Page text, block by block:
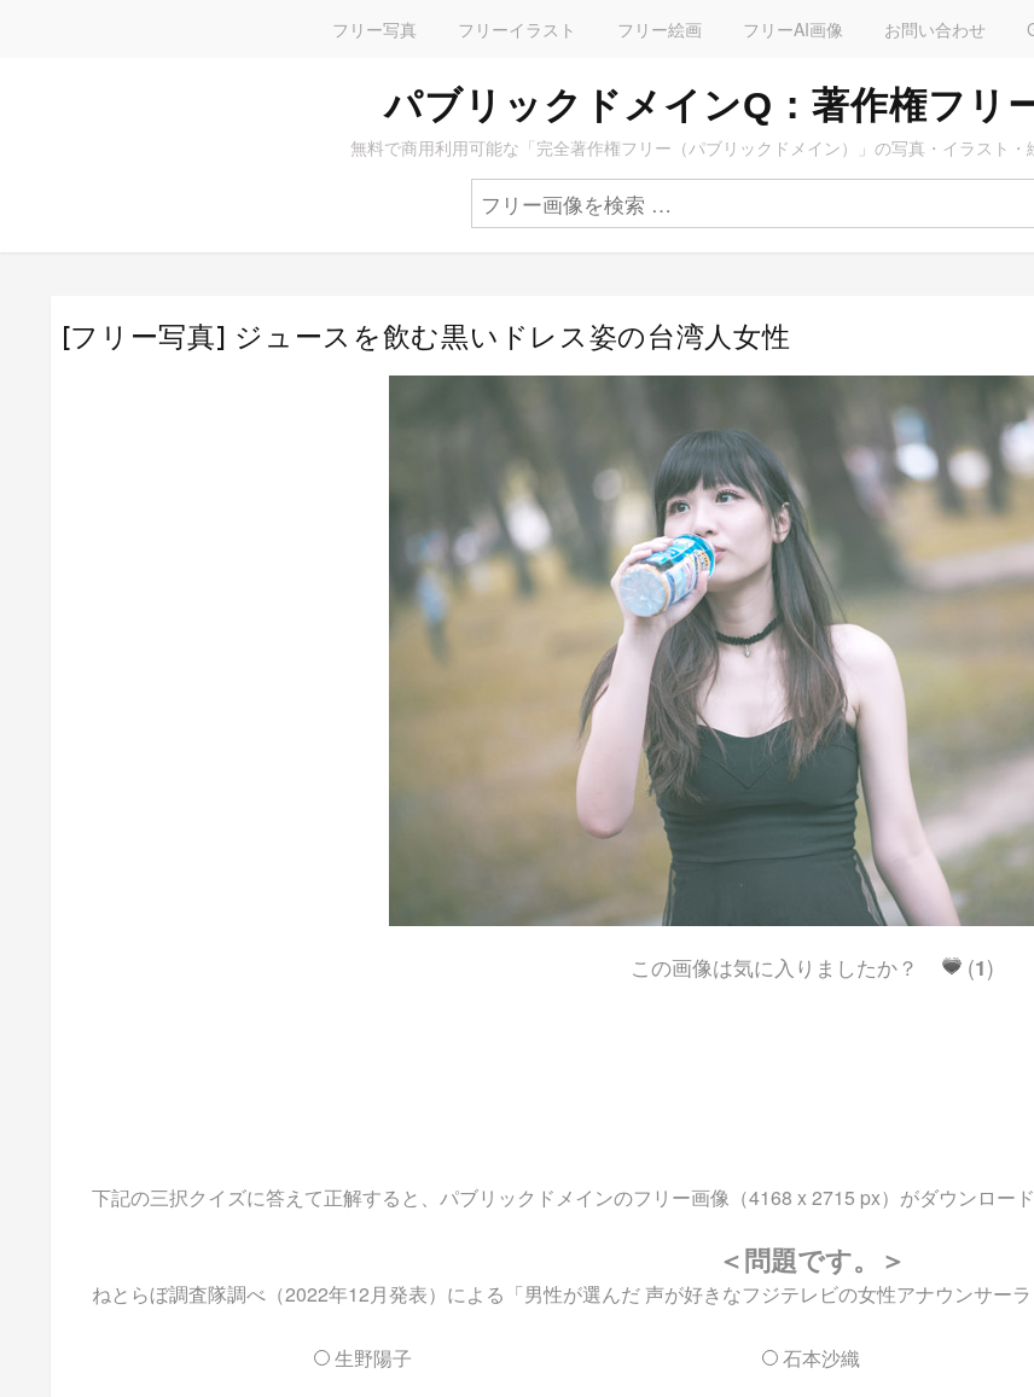
フリー写真 フリーイラスト フリー絵画 フリーAI画像 お問い合わせ
パブリックドメインQ：著作権フリ
無料で商用利用可能な「完全著作権フリー（パブリックドメイン）」の写真・イラスト・
[フリー写真] ジュースを飲む黒いドレス姿の台湾人女性
この画像は気に入りましたか？ (1)
下記の三択クイズに答えて正解すると、パブリックドメインのフリー画像（4168 x 2715 px）がダウンロード
＜問題です。＞
ねとらぼ調査隊調べ（2022年12月発表）による「男性が選んだ 声が好きなフジテレビの女性アナウンサー
生野陽子 石本沙織